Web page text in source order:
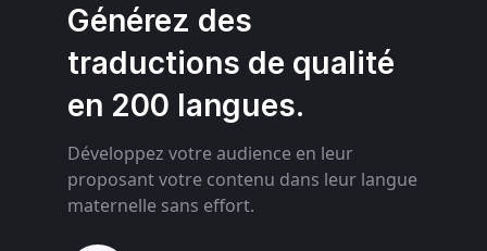
Générez des
traductions de qualité
en 200 langues.
Développez votre audience en leur
proposant votre contenu dans leur langue
maternelle sans effort.